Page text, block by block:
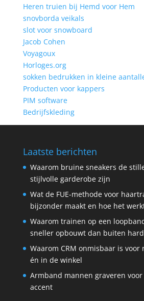
Heren truien bij Hemd voor Hem
snovborda veikals
slot voor snowboard
Jacob Cohen
Voyagoux
Horloges.org
sokken bedrukken in kleine
Producten voor kappers
PIM software
Bedrijfskleding
Laatste berichten
Waarom bruine sneakers de
stijlvolle garderobe zijn
Wat de FUE-methode voor
bijzonder maakt en hoe het
Waarom trainen op een
sneller opbouwt dan buiten
Waarom CRM onmisbaar is
én in de winkel
Armband mannen graveren
accent